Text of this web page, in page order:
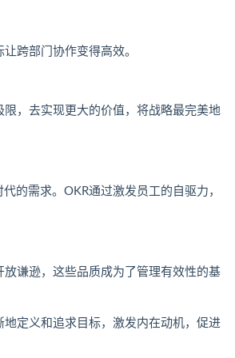
跨部门协作变得高效。
，去实现更大的价值，将战略最完美地
的需求。OKR通过激发员工的自驱力，
谦逊，这些品质成为了管理有效性的基
定义和追求目标，激发内在动机，促进